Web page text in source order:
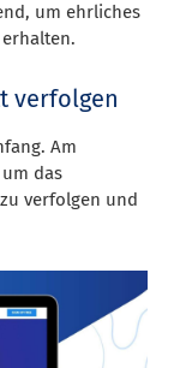
um ehrliches
verfolgen
Am
das
verfolgen und